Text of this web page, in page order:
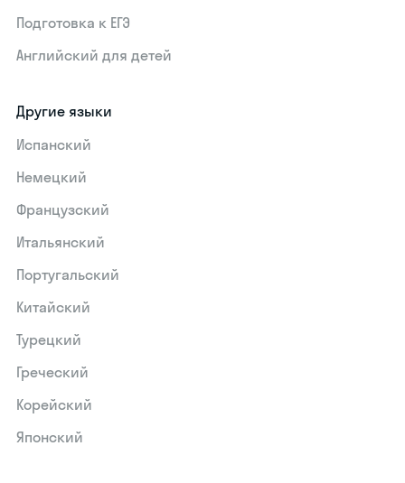
Подготовка к ЕГЭ
Английский для детей
Другие языки
Испанский
Немецкий
Французский
Итальянский
Португальский
Китайский
Турецкий
Греческий
Корейский
Японский